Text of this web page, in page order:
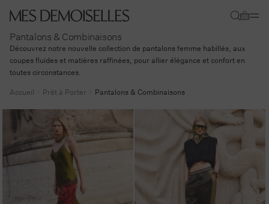
passer au
contenu
Panier
Pantalons & Combinaisons
Découvrez notre nouvelle collection de pantalons femme habillés, aux
coupes fluides et matières raffinées, pour allier élégance et confort en
toutes circonstances.
Accueil
Prêt à Porter Pantalons & Combinaisons